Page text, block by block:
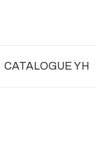
CATALOGUE YH